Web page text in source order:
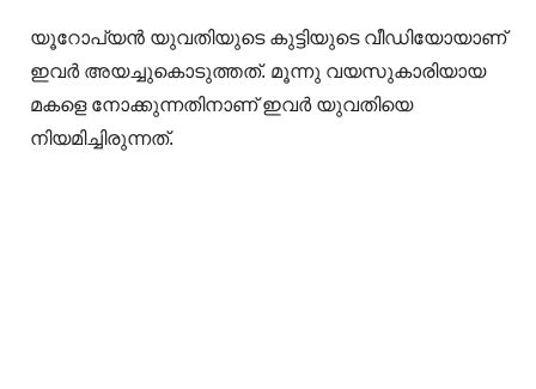
യൂറോപ്യൻ യുവതിയുടെ കുട്ടിയുടെ വീഡിയോയാണ്
ഇവർ അയച്ചുകൊടുത്തത്. മൂന്നു വയസുകാരിയായ
മകളെ നോക്കുന്നതിനാണ് ഇവർ യുവതിയെ
നിയമിച്ചിരുന്നത്.